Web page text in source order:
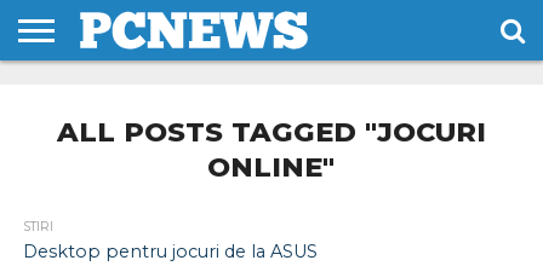
NOI
CONDITII
ALL POSTS TAGGED "JOCURI
ONLINE"
STIRI
Desktop pentru jocuri de la ASUS